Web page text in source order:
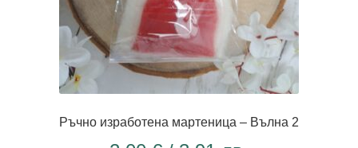
Ръчно изработена мартеница – Вълна 2